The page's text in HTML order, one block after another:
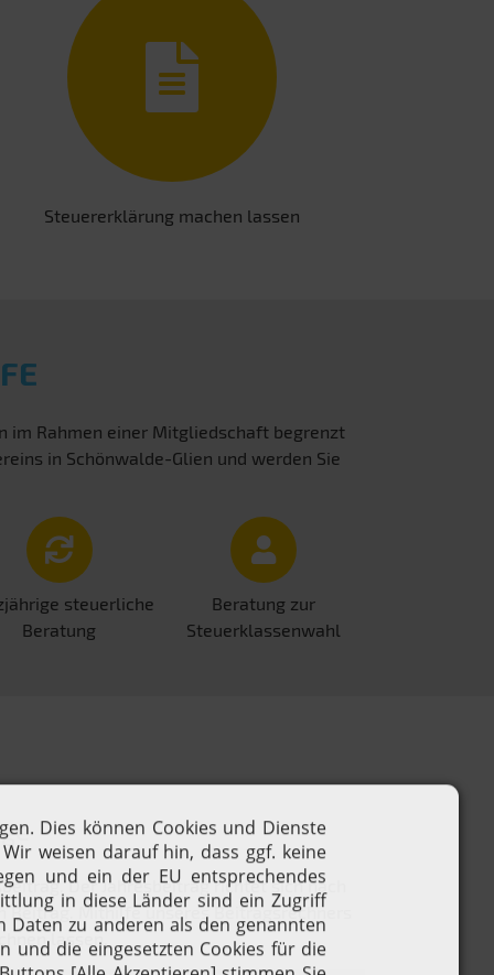
Steuererklärung machen lassen
im Rahmen einer Mitgliedschaft begrenzt
in Schönwalde-Glien und werden Sie
steuerliche
Beratung
Beratung zur
Steuerklassenwahl
Der Jahresbeitrag richtet sich nach
Beitrag. Mithilfe unseres Beitragsrechners
lassen.